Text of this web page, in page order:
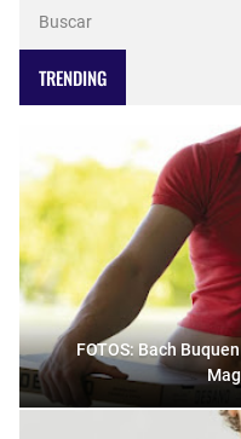
TRENDING
FOTOS: Bach